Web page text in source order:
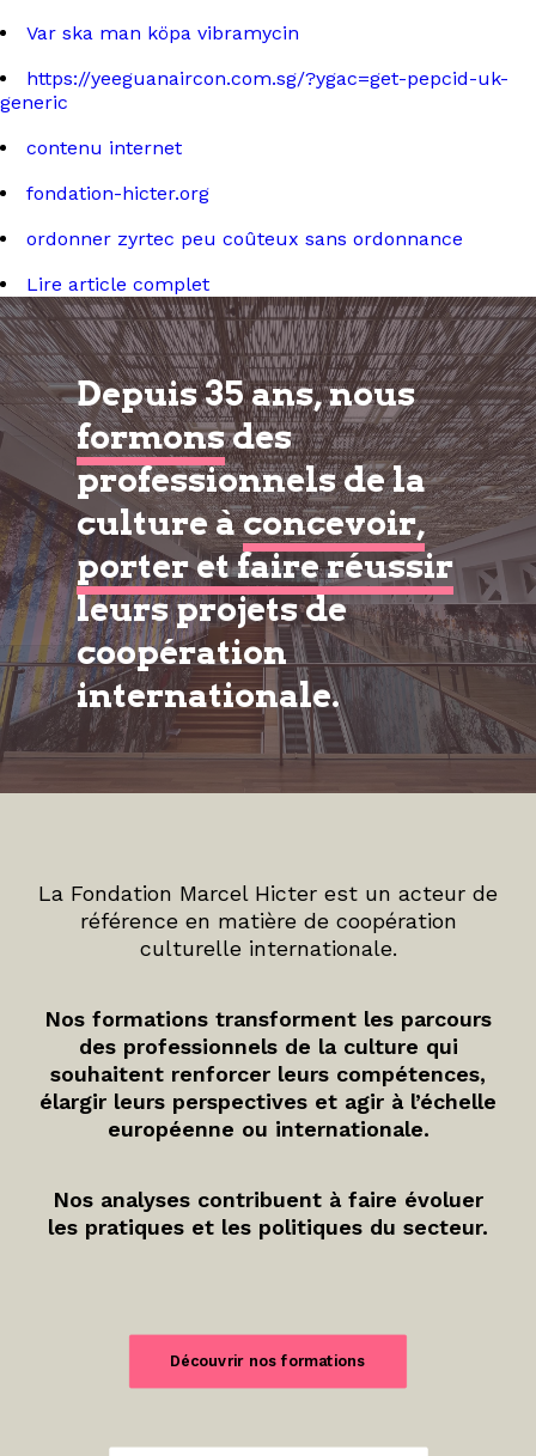
Var ska man köpa vibramycin
https://yeeguanaircon.com.sg/?ygac=get-pepcid-uk-
generic
contenu internet
fondation-hicter.org
ordonner zyrtec peu coûteux sans ordonnance
Lire article complet
Depuis 35 ans, nous
formonsdes
professionnels de la
culture àconcevoir,
porter et faire réussir
leurs projets de
coopération
internationale.
La Fondation Marcel Hicter est un acteur de
référence en matière de coopération
culturelle internationale.
Nos formations transforment les parcours
des professionnels de la culture qui
souhaitent renforcer leurs compétences,
élargir leurs perspectives et agir à l’échelle
européenne ou internationale.
Nos analyses contribuent à faire évoluer
les pratiques et les politiques du secteur.
Découvrir nos formations